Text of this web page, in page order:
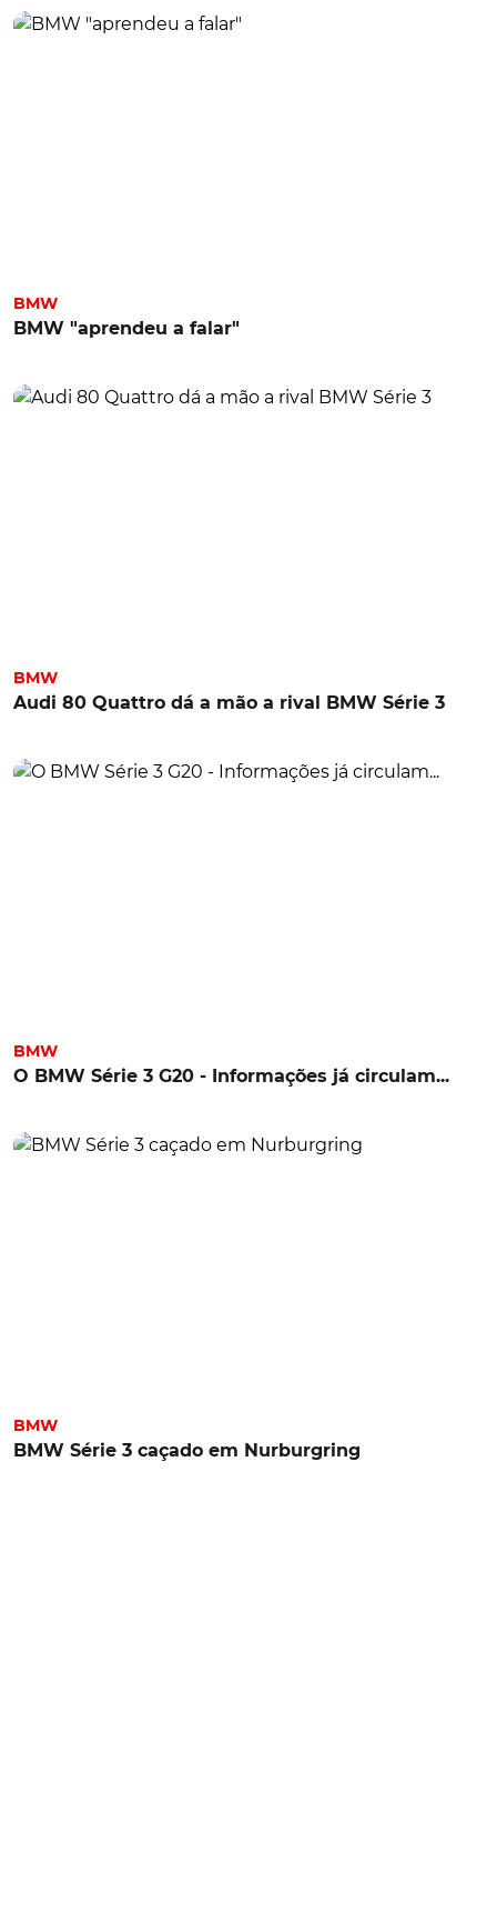
BMW
BMW "aprendeu a falar"
BMW
Audi 80 Quattro dá a mão a rival BMW Série 3
BMW
O BMW Série 3 G20 - Informações já circulam...
BMW
BMW Série 3 caçado em Nurburgring